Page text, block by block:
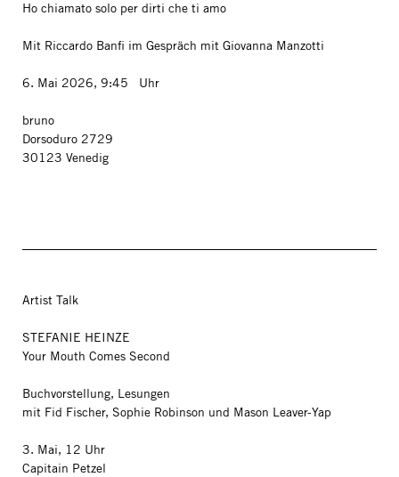
Ho chiamato solo per dirti che ti amo
Mit Riccardo Banfi im Gespräch mit Giovanna Manzotti
6. Mai 2026, 9:45 Uhr
bruno
Dorsoduro 2729
30123 Venedig
Artist Talk
STEFANIE HEINZE
Your Mouth Comes Second
Buchvorstellung, Lesungen
mit Fid Fischer, Sophie Robinson und Mason Leaver-Yap
3. Mai, 12 Uhr
Capitain Petzel